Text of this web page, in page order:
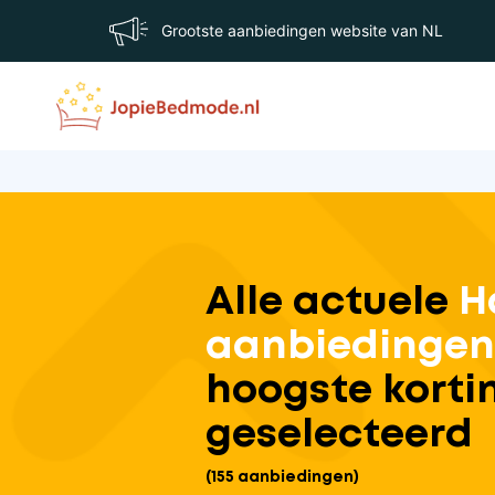
Grootste aanbiedingen website van NL
Alle actuele
aanbiedingen
hoogste
geselecteerd
(155 aanbiedingen)